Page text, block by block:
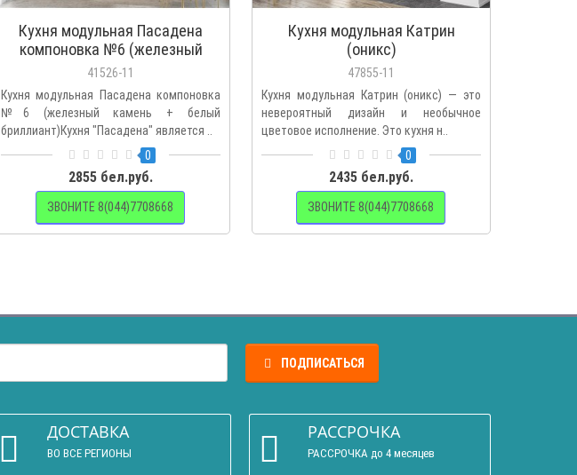
Кухня модульная Пасадена
компоновка №6 (железный
камень + белый бриллиант)
41526-11
Кухня модульная Пасадена компоновка
№6 (железный камень + белый
бриллиант)Кухня "Пасадена" является ..
0
2855 бел.руб.
ЗВОНИТЕ 8(044)7708668
Кухня модульная Катрин
(оникс)
47855-11
Кухня модульная Катрин (оникс) — это
невероятный дизайн и необычное
цветовое исполнение. Это кухня н..
0
2435 бел.руб.
ЗВОНИТЕ 8(044)7708668
ПОДПИСАТЬСЯ
ДОСТАВКА
ВО ВСЕ РЕГИОНЫ
РАССРОЧКА
РАССРОЧКА до 4 месяцев